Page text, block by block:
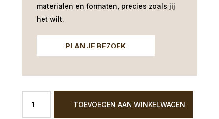
materialen en formaten, precies zoals jij
het wilt.
PLAN JE BEZOEK
Ahaus
TOEVOEGEN AAN WINKELWAGEN